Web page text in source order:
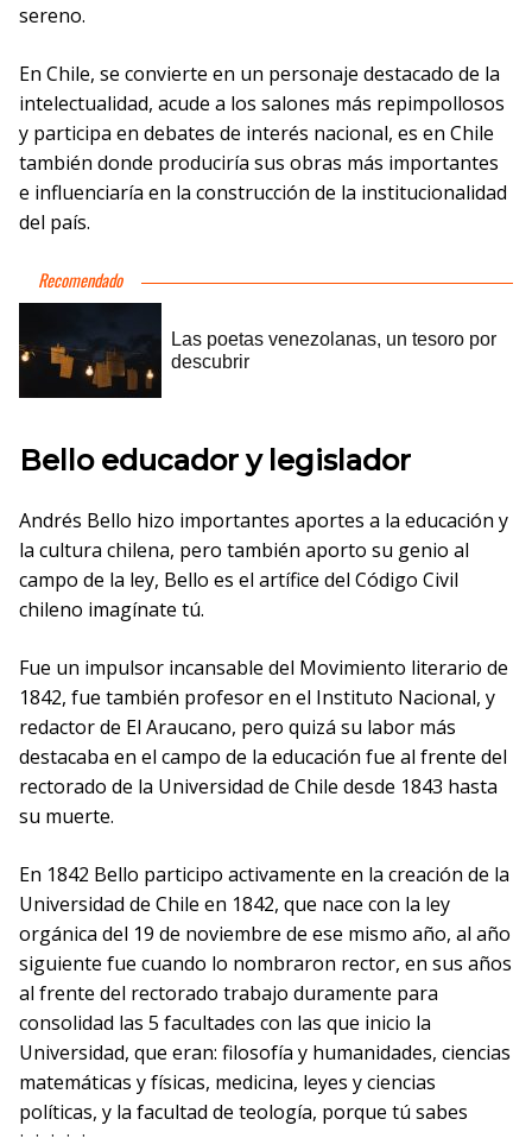
sereno.
En Chile, se convierte en un personaje destacado de la
intelectualidad, acude a los salones más repimpollosos
y participa en debates de interés nacional, es en Chile
también donde produciría sus obras más importantes
e influenciaría en la construcción de la institucionalidad
del país.
Bello educador y legislador
Andrés Bello hizo importantes aportes a la educación y
la cultura chilena, pero también aporto su genio al
campo de la ley, Bello es el artífice del Código Civil
chileno imagínate tú.
Fue un impulsor incansable del Movimiento literario de
1842, fue también profesor en el Instituto Nacional, y
redactor de El Araucano, pero quizá su labor más
destacaba en el campo de la educación fue al frente del
rectorado de la Universidad de Chile desde 1843 hasta
su muerte.
En 1842 Bello participo activamente en la creación de la
Universidad de Chile en 1842, que nace con la ley
orgánica del 19 de noviembre de ese mismo año, al año
siguiente fue cuando lo nombraron rector, en sus años
al frente del rectorado trabajo duramente para
consolidad las 5 facultades con las que inicio la
Universidad, que eran: filosofía y humanidades, ciencias
matemáticas y físicas, medicina, leyes y ciencias
políticas, y la facultad de teología, porque tú sabes